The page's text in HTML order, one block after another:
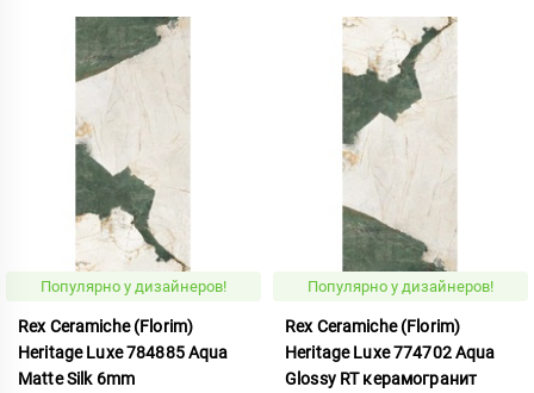
Популярно у дизайнеров!
Rex Ceramiche (Florim)
Heritage Luxe 784885 Aqua
Matte Silk 6mm
Популярно у дизайнеров!
Rex Ceramiche (Florim)
Heritage Luxe 774702 Aqua
Glossy RT керамогранит